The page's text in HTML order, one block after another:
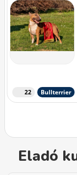
22 Bullterrier
Eladó